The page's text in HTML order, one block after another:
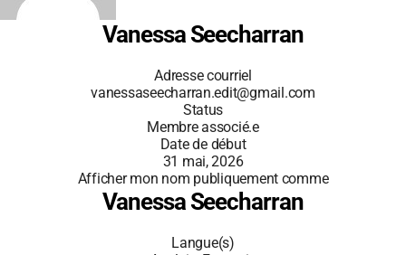
Vanessa Seecharran
Adresse courriel
vanessaseecharran.edit@gmail.com
Status
Membre associé.e
Date de début
31 mai, 2026
Afficher mon nom publiquement comme
Vanessa Seecharran
Langue(s)